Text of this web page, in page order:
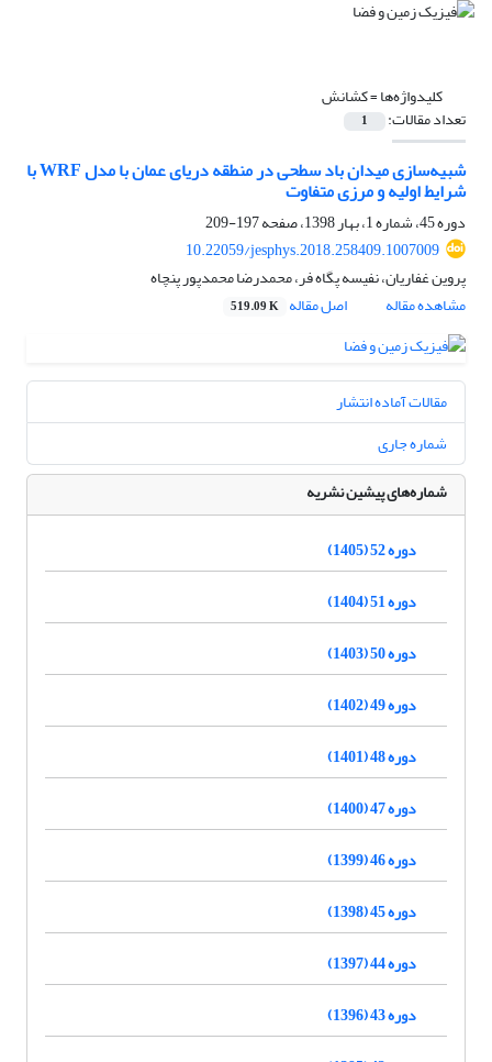
کلیدواژه‌ها =کشانش
تعداد مقالات: 1
شبیه‌سازی میدان باد سطحی در منطقه دریای عمان با مدل WRF با
شرایط اولیه و مرزی متفاوت
دوره 45، شماره 1، بهار 1398، صفحه
197-209
10.22059/jesphys.2018.258409.1007009
پروین غفاریان، نفیسه پگاه فر، محمدرضا محمدپور پنچاه
مشاهده مقاله
اصل مقاله 519.09 K
مقالات آماده انتشار
شماره جاری
شماره‌های پیشین نشریه
دوره 52 (1405)
دوره 51 (1404)
دوره 50 (1403)
دوره 49 (1402)
دوره 48 (1401)
دوره 47 (1400)
دوره 46 (1399)
دوره 45 (1398)
دوره 44 (1397)
دوره 43 (1396)